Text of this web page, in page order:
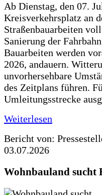
Ab Dienstag, den 07.
Kreisverkehrsplatz an
Straßenbauarbeiten
Sanierung der
Bauarbeiten werden
2026, andauern.
unvorhersehbare
des Zeitplans führen.
Umleitungsstrecke
Weiterlesen
Bericht von:
03.07.2026
Wohnbauland sucht